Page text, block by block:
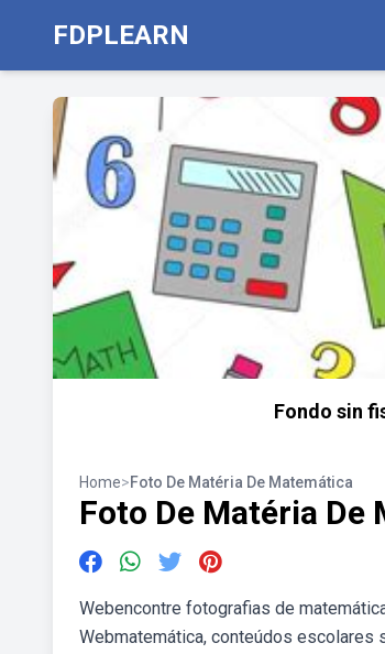
FDPLEARN
Fondo sin
Home>Foto De Matéria De Matemática
Foto De Matéria De
Webencontre fotografias de
Webmatemática, conteúdos escolares